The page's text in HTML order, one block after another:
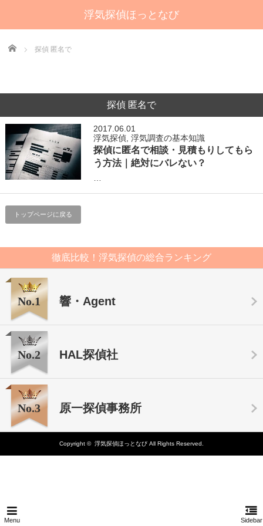
浮気探偵ほっとなび
Menu Sidebar
Home 探偵 匿名で
探偵 匿名で
2017.06.01
浮気探偵 ,浮気調査の基本知識
探偵に匿名で相談・見積もりしてもら
う方法｜絶対にバレない？
トップページに戻る
徹底比較！浮気探偵の総合ランキング
No.1 響・Agent
No.2 HAL探偵社
No.3 原一探偵事務所
Copyright © 浮気探偵ほっとなびAll Rights Reserved.